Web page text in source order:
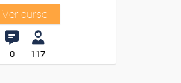
Ver curso
0 117